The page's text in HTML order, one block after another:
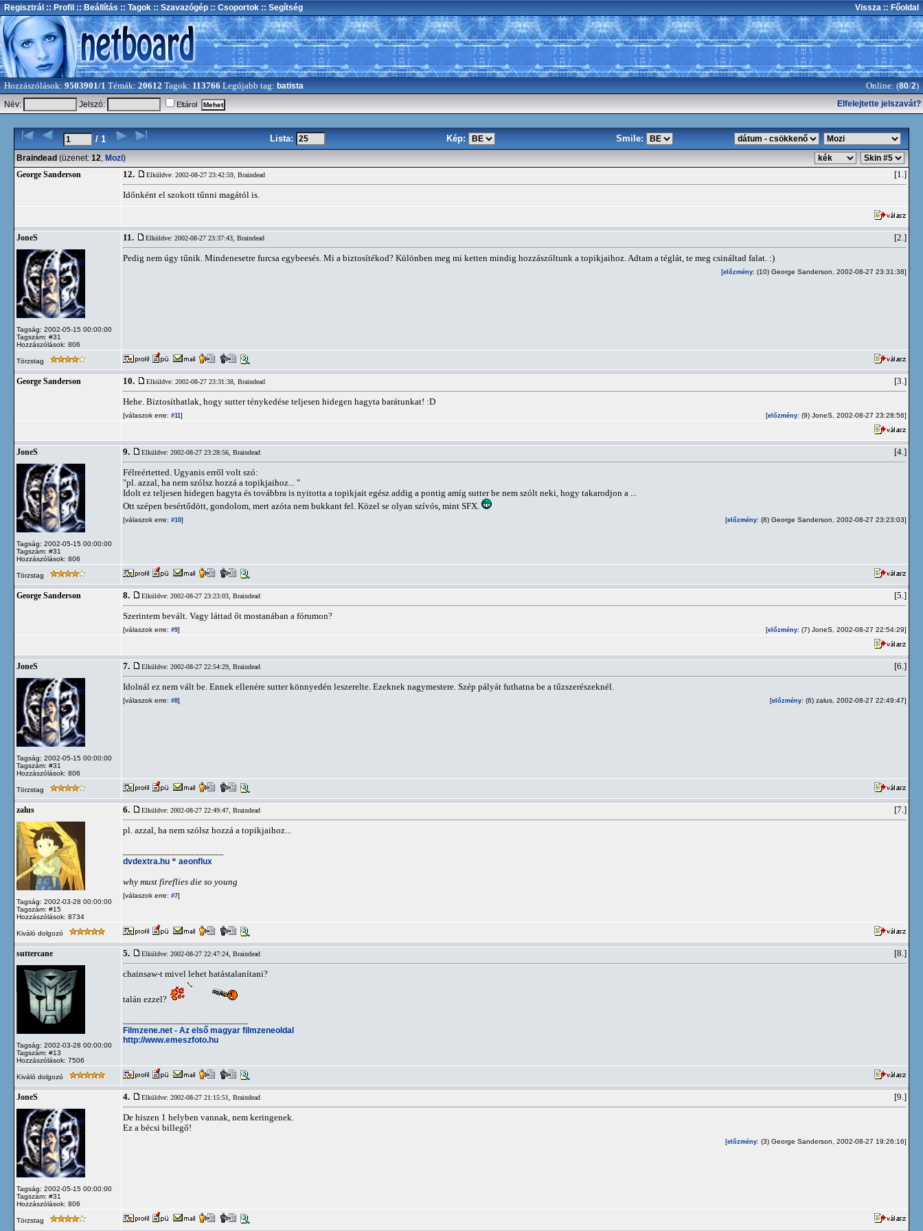
Regisztrál :: Profil :: Beállítás :: Tagok :: Szavazógép :: Csoportok :: Segítség Vissza :: Főoldal
Hozzászólások: 9503901/1 Témák: 20612 Tagok: 113766 Legújabb tag: batista Online: (80/2)
Név: Jelszó: Eltárol Elfelejtette jelszavát?
/ 1 Lista: Kép: Smile:
Braindead (üzenet: 12, Mozi)
George Sanderson 12. Elküldve: 2002-08-27 23:42:59, Braindead [1.]
Időnként el szokott tűnni magától is.
JoneS
Tagság: 2002-05-15 00:00:00
Tagszám: #31
Hozzászólások: 806
11. Elküldve: 2002-08-27 23:37:43, Braindead [2.]
Pedig nem úgy tűnik. Mindenesetre furcsa egybeesés. Mi a biztosítékod? Különben meg mi ketten mindig hozzászóltunk a topikjaihoz. Adtam a téglát, te meg csináltad falat. :)
[előzmény: (10) George Sanderson, 2002-08-27 23:31:38]
Törzstag
George Sanderson 10. Elküldve: 2002-08-27 23:31:38, Braindead [3.]
Hehe. Biztosíthatlak, hogy sutter ténykedése teljesen hidegen hagyta barátunkat! :D
[válaszok erre: #11] [előzmény: (9) JoneS, 2002-08-27 23:28:56]
JoneS
Tagság: 2002-05-15 00:00:00
Tagszám: #31
Hozzászólások: 806
9. Elküldve: 2002-08-27 23:28:56, Braindead [4.]
Félreértetted. Ugyanis erről volt szó:
"pl. azzal, ha nem szólsz hozzá a topikjaihoz... "
Idolt ez teljesen hidegen hagyta és továbbra is nyitotta a topikjait egész addig a pontig amíg sutter be nem szólt neki, hogy takarodjon a ...
Ott szépen besértődött, gondolom, mert azóta nem bukkant fel. Közel se olyan szívós, mint SFX.
[válaszok erre: #10] [előzmény: (8) George Sanderson, 2002-08-27 23:23:03]
Törzstag
George Sanderson 8. Elküldve: 2002-08-27 23:23:03, Braindead [5.]
Szerintem bevált. Vagy láttad őt mostanában a fórumon?
[válaszok erre: #9] [előzmény: (7) JoneS, 2002-08-27 22:54:29]
JoneS
Tagság: 2002-05-15 00:00:00
Tagszám: #31
Hozzászólások: 806
7. Elküldve: 2002-08-27 22:54:29, Braindead [6.]
Idolnál ez nem vált be. Ennek ellenére sutter könnyedén leszerelte. Ezeknek nagymestere. Szép pályát futhatna be a tűzszerészeknél.
[válaszok erre: #8] [előzmény: (6) zalus, 2002-08-27 22:49:47]
Törzstag
zalus
Tagság: 2002-03-28 00:00:00
Tagszám: #15
Hozzászólások: 8734
6. Elküldve: 2002-08-27 22:49:47, Braindead [7.]
pl. azzal, ha nem szólsz hozzá a topikjaihoz...
dvdextra.hu * aeonflux
why must fireflies die so young
[válaszok erre: #7]
Kiváló dolgozó
suttercane
Tagság: 2002-03-28 00:00:00
Tagszám: #13
Hozzászólások: 7506
5. Elküldve: 2002-08-27 22:47:24, Braindead [8.]
chainsaw-t mivel lehet hatástalanítani?
talán ezzel?
Filmzene.net - Az első magyar filmzeneoldal
http://www.emeszfoto.hu
Kiváló dolgozó
JoneS
Tagság: 2002-05-15 00:00:00
Tagszám: #31
Hozzászólások: 806
4. Elküldve: 2002-08-27 21:15:51, Braindead [9.]
De hiszen 1 helyben vannak, nem keringenek.
Ez a bécsi billegő!
[előzmény: (3) George Sanderson, 2002-08-27 19:26:16]
Törzstag